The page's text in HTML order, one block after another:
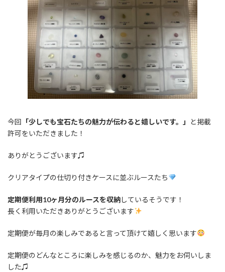
今回 「少しでも宝石たちの魅力が伝わると嬉しいです。」
と掲載
許可をいただきました！
ありがとうございます♫
クリアタイプの仕切り付きケースに並ぶルースたち
定期便利用10ヶ月分のルースを収納しているそうです！
長く利用いただきありがとうございます
定期便が毎月の楽しみであると言って頂けて嬉しく思います
定期便のどんなところに楽しみを感じるのか、魅力をお伺いしま
した♫